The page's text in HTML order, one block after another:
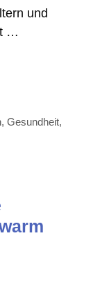
und
…
,Gesundheit,